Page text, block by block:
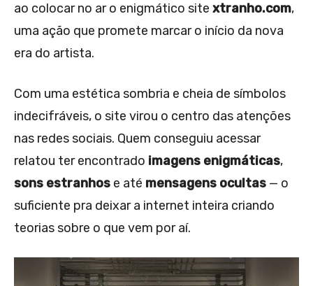
ao colocar no ar o enigmático site xtranho.com,
uma ação que promete marcar o início da nova
era do artista.
Com uma estética sombria e cheia de símbolos
indecifráveis, o site virou o centro das atenções
nas redes sociais. Quem conseguiu acessar
relatou ter encontrado imagens enigmáticas,
sons estranhos e até mensagens ocultas — o
suficiente pra deixar a internet inteira criando
teorias sobre o que vem por aí.